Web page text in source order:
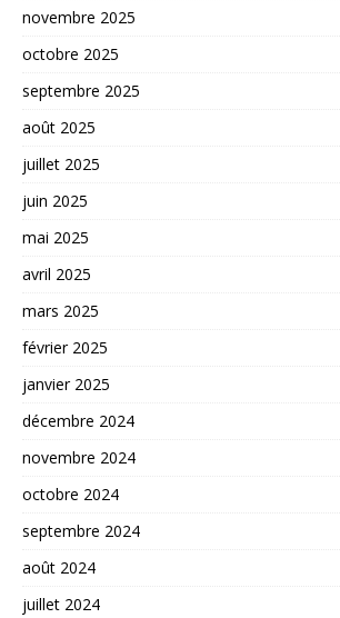
novembre 2025
octobre 2025
septembre 2025
août 2025
juillet 2025
juin 2025
mai 2025
avril 2025
mars 2025
février 2025
janvier 2025
décembre 2024
novembre 2024
octobre 2024
septembre 2024
août 2024
juillet 2024